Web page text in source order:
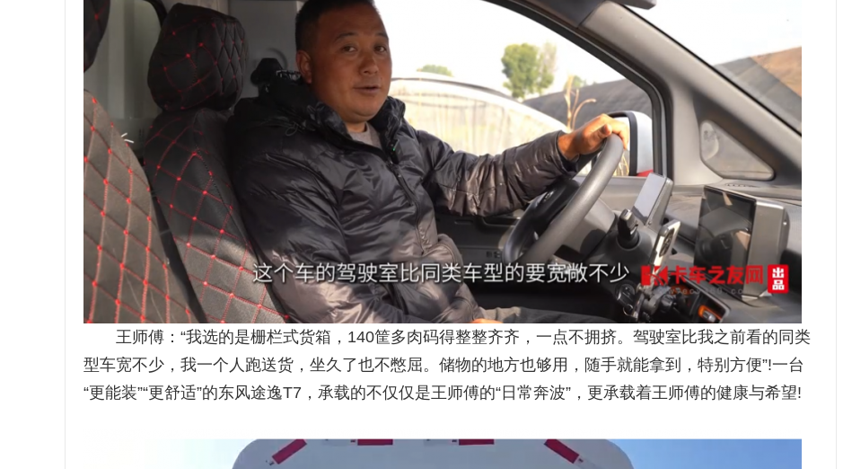
王师傅：“我选的是栅栏式货箱，140筐多肉码得整整齐齐，一点不拥挤。驾驶室比我之前看的同类
型车宽不少，我一个人跑送货，坐久了也不憋屈。储物的地方也够用，随手就能拿到，特别方便”!一台
“更能装”“更舒适”的东风途逸T7，承载的不仅仅是王师傅的“日常奔波”，更承载着王师傅的健康与希望!